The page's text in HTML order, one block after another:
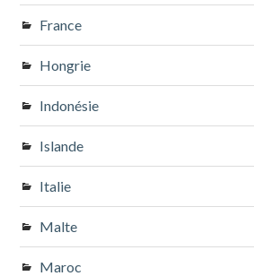
France
Hongrie
Indonésie
Islande
Italie
Malte
Maroc